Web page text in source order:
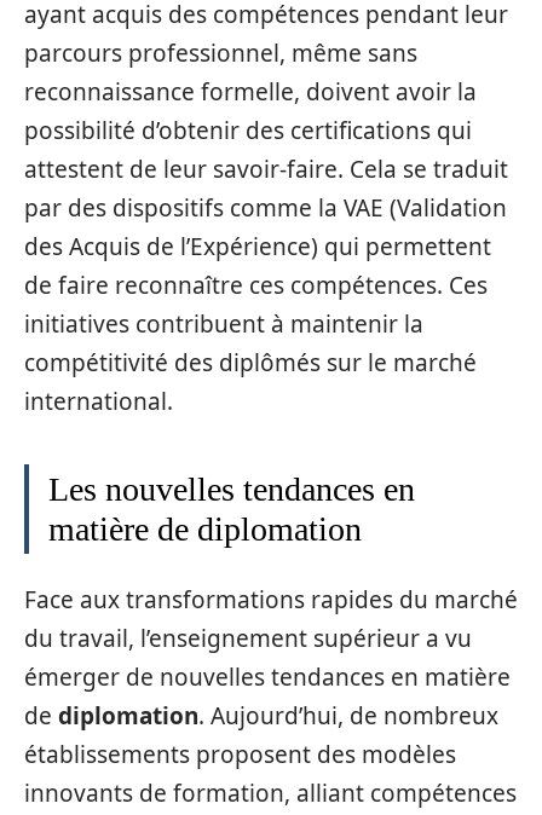
ayant acquis des compétences pendant leur
parcours professionnel, même sans
reconnaissance formelle, doivent avoir la
possibilité d’obtenir des certifications qui
attestent de leur savoir-faire. Cela se traduit
par des dispositifs comme la VAE (Validation
des Acquis de l’Expérience) qui permettent
de faire reconnaître ces compétences. Ces
initiatives contribuent à maintenir la
compétitivité des diplômés sur le marché
international.
Les nouvelles tendances en
matière de diplomation
Face aux transformations rapides du marché
du travail, l’enseignement supérieur a vu
émerger de nouvelles tendances en matière
de diplomation. Aujourd’hui, de nombreux
établissements proposent des modèles
innovants de formation, alliant compétences